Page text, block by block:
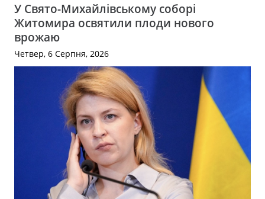
У Свято-Михайлівському соборі
Житомира освятили плоди нового
врожаю
Четвер, 6 Серпня, 2026